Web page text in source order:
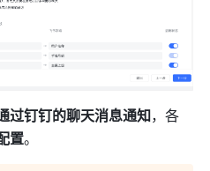
过钉钉的聊天消息通知，各
置。